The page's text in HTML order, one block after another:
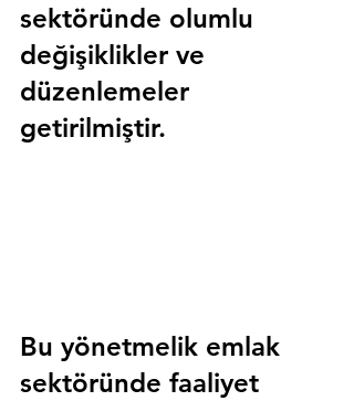
sektöründe olumlu
değişiklikler ve
düzenlemeler
getirilmiştir.
Bu yönetmelik emlak
sektöründe faaliyet